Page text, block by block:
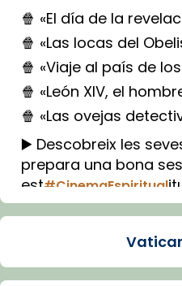
🍿 «El día de la
🍿 «Las locas del
🍿 «Viaje al país de
🍿 «León XIV, el
🍿 «Las ovejas
▶️ Descobreix les
prepara una bona
est#CinemaEspiritual
Imatge: Generada